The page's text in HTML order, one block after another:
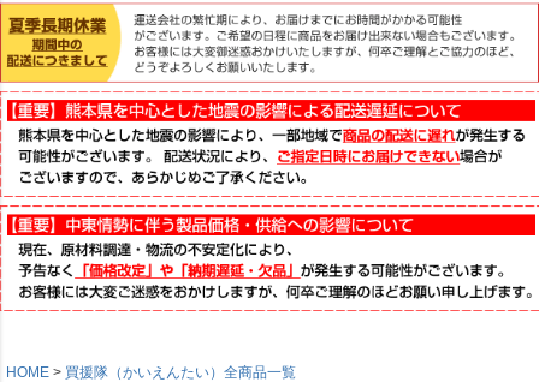
HOME
買援隊（かいえんたい）全商品一覧